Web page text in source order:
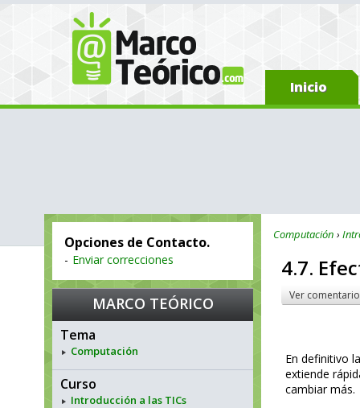
Inicio
Opciones de Contacto.
- Enviar correcciones
MARCO TEÓRICO
Tema
Computación
Curso
Introducción a las TICs
Computación
4.7.
Ver
En definitivo
extiende
cambiar más.